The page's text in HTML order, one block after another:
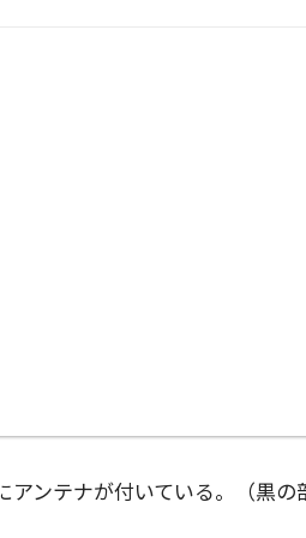
アンテナが付いている。（黒の